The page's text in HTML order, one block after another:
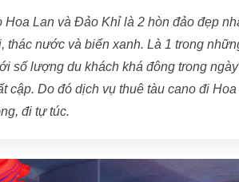
Hoa Lan và Đảo Khỉ là 2 hòn đảo đẹp
thác nước và biển xanh. Là 1 trong
số lượng du khách khá đông trong
cập. Do đó dịch vụ thuê tàu cano đi
đi tự túc.